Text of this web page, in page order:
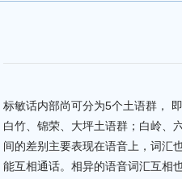
标敏话内部尚可分为5个土语群，
白竹、锦荣、大坪土语群；白岭、
间的差别主要表现在语音上，词汇
能互相通话。相异的语音词汇互相